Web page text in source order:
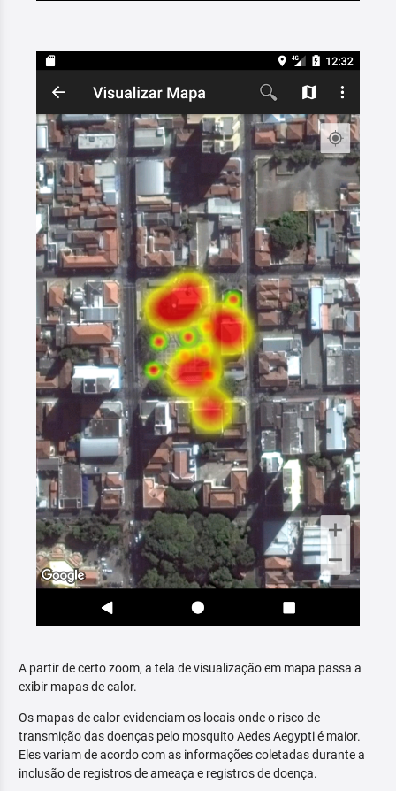
A partir de certo zoom, a tela de visualização em mapa passa a
exibir mapas de calor.
Os mapas de calor evidenciam os locais onde o risco de
transmição das doenças pelo mosquito Aedes Aegypti é maior.
Eles variam de acordo com as informações coletadas durante a
inclusão de registros de ameaça e registros de doença.